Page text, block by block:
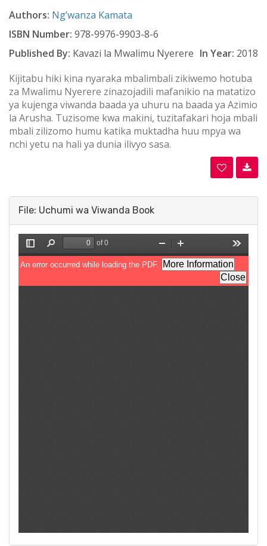
Authors: Ng’wanza Kamata
ISBN Number: 978-9976-9903-8-6
Published By: Kavazi la Mwalimu Nyerere In Year: 2018
Kijitabu hiki kina nyaraka mbalimbali zikiwemo hotuba
za Mwalimu Nyerere zinazojadili mafanikio na matatizo
ya kujenga viwanda baada ya uhuru na baada ya Azimio
la Arusha. Tuzisome kwa makini, tuzitafakari hoja mbali
mbali zilizomo humu katika muktadha huu mpya wa
nchi yetu na hali ya dunia ilivyo sasa.
File: Uchumi wa Viwanda Book